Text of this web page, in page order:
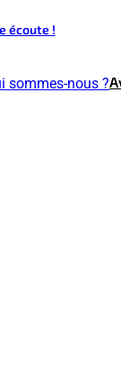
écoute !
sommes-nous ?